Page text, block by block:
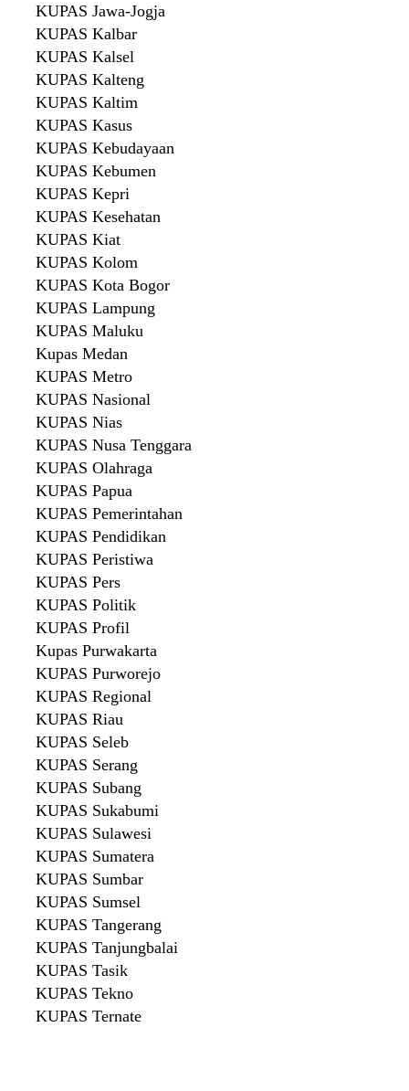
KUPAS Jawa-Jogja
KUPAS Kalbar
KUPAS Kalsel
KUPAS Kalteng
KUPAS Kaltim
KUPAS Kasus
KUPAS Kebudayaan
KUPAS Kebumen
KUPAS Kepri
KUPAS Kesehatan
KUPAS Kiat
KUPAS Kolom
KUPAS Kota Bogor
KUPAS Lampung
KUPAS Maluku
Kupas Medan
KUPAS Metro
KUPAS Nasional
KUPAS Nias
KUPAS Nusa Tenggara
KUPAS Olahraga
KUPAS Papua
KUPAS Pemerintahan
KUPAS Pendidikan
KUPAS Peristiwa
KUPAS Pers
KUPAS Politik
KUPAS Profil
Kupas Purwakarta
KUPAS Purworejo
KUPAS Regional
KUPAS Riau
KUPAS Seleb
KUPAS Serang
KUPAS Subang
KUPAS Sukabumi
KUPAS Sulawesi
KUPAS Sumatera
KUPAS Sumbar
KUPAS Sumsel
KUPAS Tangerang
KUPAS Tanjungbalai
KUPAS Tasik
KUPAS Tekno
KUPAS Ternate